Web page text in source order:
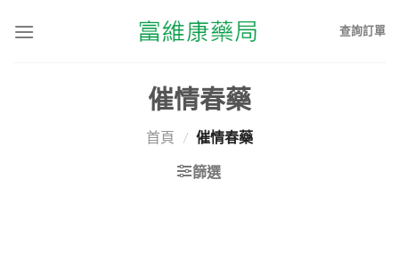
查詢訂單
催情春藥
首頁 / 催情春藥
篩選